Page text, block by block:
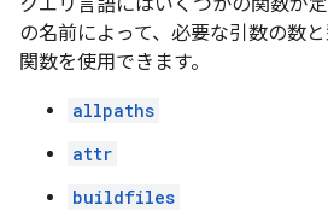
の名前によって、必要な引数の数
関数を使用できます。
allpaths
attr
buildfiles